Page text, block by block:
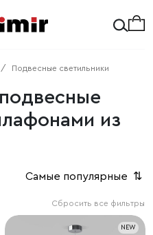
Подвесные светильники
из
Самые популярные ⇅
Сбросить все фильтры
NEW